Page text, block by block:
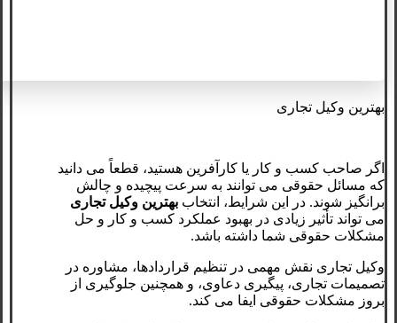
بهترین وکیل تجاری
اگر صاحب کسب‌ و کار یا کارآفرین هستید، قطعاً می ‌دانید
که مسائل حقوقی می ‌توانند به سرعت پیچیده و چالش
‌برانگیز شوند. در این شرایط، انتخاب بهترین وکیل تجاری
می ‌تواند تأثیر زیادی در بهبود عملکرد کسب ‌و کار و حل
مشکلات حقوقی شما داشته باشد.
وکیل تجاری نقش مهمی در تنظیم قراردادها، مشاوره در
تصمیمات تجاری، پیگیری دعاوی، و همچنین جلوگیری از
بروز مشکلات حقوقی ایفا می‌ کند.